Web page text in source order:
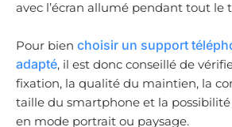
avec l’écran allumé pendant tout le
Pour bien choisir un support
adapté, il est donc conseillé de
fixation, la qualité du maintien, la
taille du smartphone et la possibilité
en mode portrait ou paysage.